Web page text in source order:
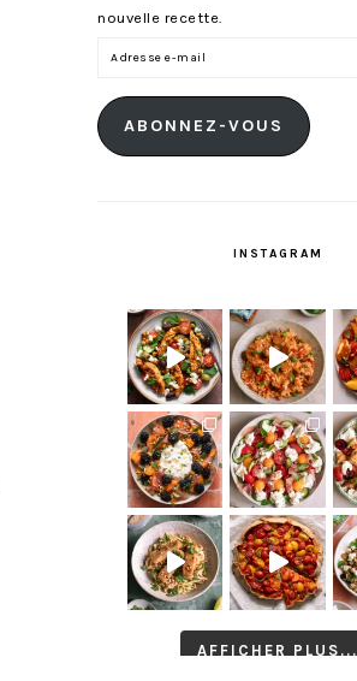
nouvelle recette.
Adresse
mail
ABONNEZ-VOUS
INSTAGRAM
AFFICHER PLUS...